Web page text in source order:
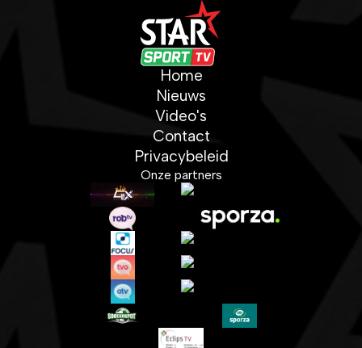
Home
Nieuws
Video's
Contact
Privacybeleid
Onze partners